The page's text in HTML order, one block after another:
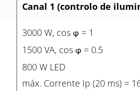
Canal 1 (controlo de
3000 W, cos φ = 1
1500 VA, cos φ = 0.5
800 W LED
máx. Corrente Ip (20 ms) =